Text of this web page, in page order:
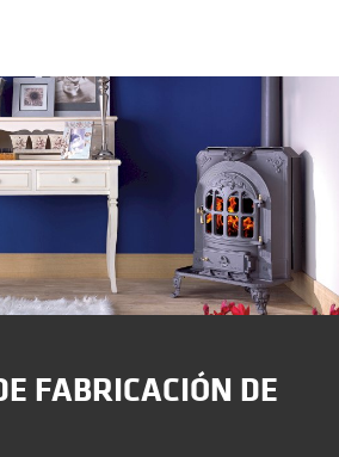
FABRICACIÓN DE